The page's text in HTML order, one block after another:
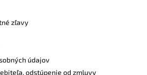
zľavy
údajov
odstúpenie od zmluvy